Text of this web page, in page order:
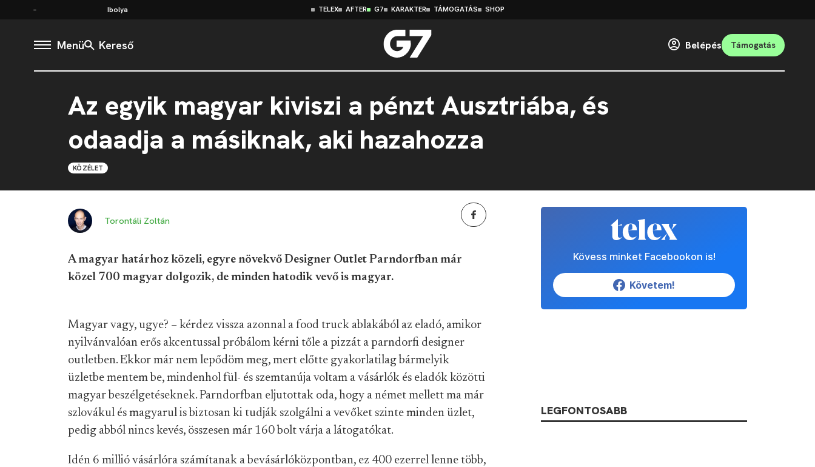
Ibolya TELEX AFTER G7 KARAKTER TÁMOGATÁS SHOP
Menü Kereső Belépés Támogatás
Az egyik magyar kiviszi a pénzt Ausztriába, és
odaadja a másiknak, aki hazahozza
KÖZÉLET
Torontáli Zoltán
A magyar határhoz közeli, egyre növekvő Designer Outlet Parndorfban már
közel 700 magyar dolgozik, de minden hatodik vevő is magyar.
Magyar vagy, ugye? – kérdez vissza azonnal a food truck ablakából az eladó, amikor
nyilvánvalóan erős akcentussal próbálom kérni tőle a pizzát a parndorfi designer
outletben. Ekkor már nem lepődöm meg, mert előtte gyakorlatilag bármelyik
üzletbe mentem be, mindenhol fül- és szemtanúja voltam a vásárlók és eladók közötti
magyar beszélgetéseknek. Parndorfban eljutottak oda, hogy a német mellett ma már
szlovákul és magyarul is biztosan ki tudják szolgálni a vevőket szinte minden üzlet,
pedig abból nincs kevés, összesen már 160 bolt várja a látogatókat.
Idén 6 millió vásárlóra számítanak a bevásárlóközpontban, ez 400 ezerrel lenne több,
Kövess minket Facebookon is!
Követem!
LEGFONTOSABB